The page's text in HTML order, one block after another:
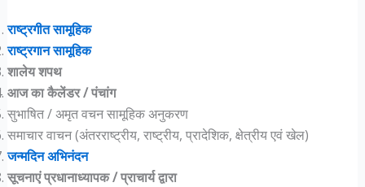
राष्ट्रगीत सामूहिक
राष्ट्रगान सामूहिक
शालेय शपथ
आज का कैलेंडर / पंचांग
सुभाषित / अमृत वचन सामूहिक अनुकरण
समाचार वाचन (अंतरराष्ट्रीय, राष्ट्रीय, प्रादेशिक, क्षेत्रीय एवं खेल)
जन्मदिन अभिनंदन
सूचनाएं प्रधानाध्यापक/प्राचार्य द्वारा